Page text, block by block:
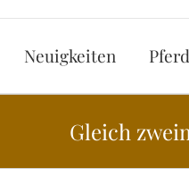
Neuigkeiten
Gleich